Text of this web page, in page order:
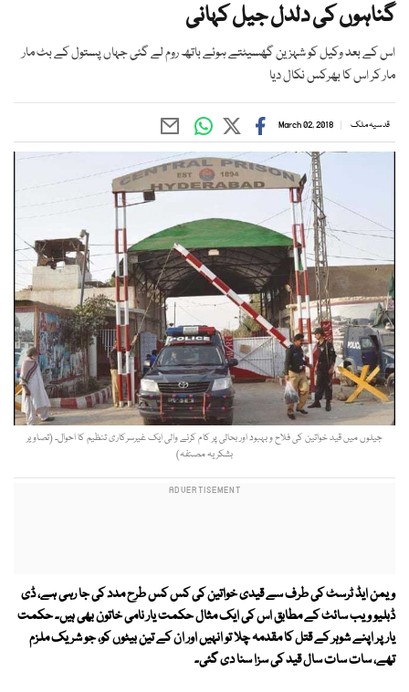
گناہوں کی دلدل جیل کہانی
اس کے بعد وکیل کو شہزین گھسیٹتے ہوئے باتھ روم لے گئی جہاں پستول کے بٹ مار
مار کر اس کا بھرکس نکال دیا
قدسیہ ملک March 02, 2018
جیلوں میں قید خواتین کی فلاح و بہبود اور بحالی پر کام کرنے والی ایک غیرسرکاری تنظیم کا احوال۔ (تصاویر
بشکریہ مصنفہ)
ویمن ایڈ ٹرسٹ کی طرف سے قیدی خواتین کی کس کس طرح مدد کی جا رہی ہے، ڈی
ڈبلیو ویب سائٹ کے مطابق اس کی ایک مثال حکمت یار نامی خاتون بھی ہیں۔ حکمت
یار پر اپنے شوہر کے قتل کا مقدمہ چلا تو انہیں اور ان کے تین بیٹوں کو، جو شریک ملزم
تھے، سات سات سال قید کی سزا سنا دی گئی۔